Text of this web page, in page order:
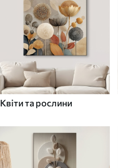
Квіти та рослини